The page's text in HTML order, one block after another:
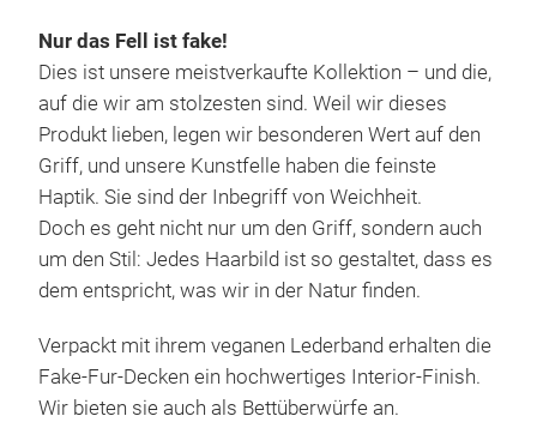
Nur das Fell ist fake!
Dies ist unsere meistverkaufte Kollektion – und die,
auf die wir am stolzesten sind. Weil wir dieses
Produkt lieben, legen wir besonderen Wert auf den
Griff, und unsere Kunstfelle haben die feinste
Haptik. Sie sind der Inbegriff von Weichheit.
Doch es geht nicht nur um den Griff, sondern auch
um den Stil: Jedes Haarbild ist so gestaltet, dass es
dem entspricht, was wir in der Natur finden.
Verpackt mit ihrem veganen Lederband erhalten die
Fake-Fur-Decken ein hochwertiges Interior-Finish.
Wir bieten sie auch als Bettüberwürfe an.